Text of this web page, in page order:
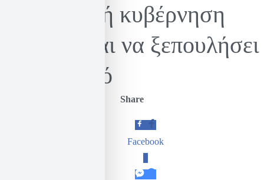
Η ελληνική κυβέρνηση
ετοιμάζεται να ξεπουλήσει
και το νερό
Share
Facebook